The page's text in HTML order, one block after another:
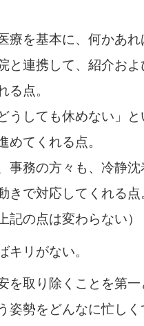
療を基本に、何かあ
と連携して、紹介お
る点。
うしても休めない」
めてくれる点。
事務の方々も、冷静
きで対応してくれる
記の点は変わらない）
キリがない。
を取り除くことを第
姿勢をどんなに忙し